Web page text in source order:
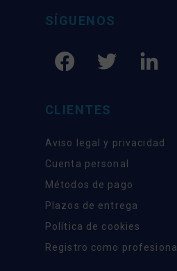
SÍGUENOS
CLIENTES
Aviso legal y privacidad
Cuenta personal
Métodos de pago
Plazos de entrega
Política de cookies
Registro como profesional